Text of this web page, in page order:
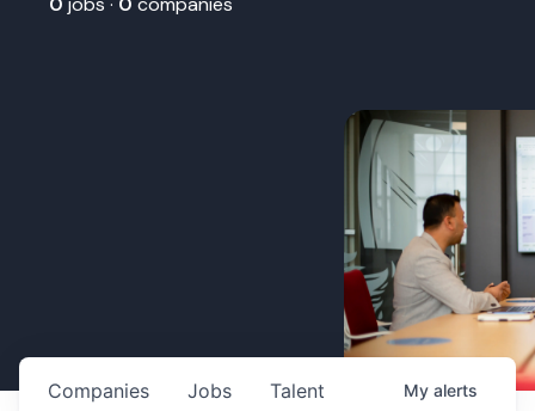
Jobs
Companies Talent My alerts